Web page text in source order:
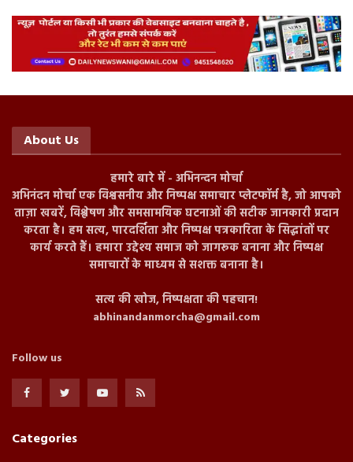
About Us
हमारे बारे में - अभिनन्दन मोर्चा
अभिनंदन मोर्चा एक विश्वसनीय और निष्पक्ष समाचार प्लेटफॉर्म है, जो आपको
ताज़ा खबरें, विश्लेषण और समसामयिक घटनाओं की सटीक जानकारी प्रदान
करता है। हम सत्य, पारदर्शिता और निष्पक्ष पत्रकारिता के सिद्धांतों पर
कार्य करते हैं। हमारा उद्देश्य समाज को जागरूक बनाना और निष्पक्ष
समाचारों के माध्यम से सशक्त बनाना है।
सत्य की खोज, निष्पक्षता की पहचान!
abhinandanmorcha@gmail.com
Follow us
Categories